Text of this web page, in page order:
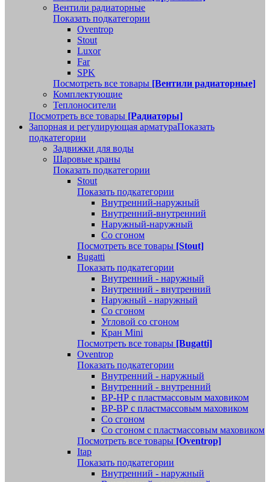
Вентили радиаторные
Показать подкатегории
Oventrop
Stout
Luxor
Far
SPK
Посмотреть все товары [Вентили радиаторные]
Комплектующие
Теплоносители
Посмотреть все товары [Радиаторы]
Запорная и регулирующая арматураПоказать
подкатегории
Задвижки для воды
Шаровые краны
Показать подкатегории
Stout
Показать подкатегории
Внутренний-наружный
Внутренний-внутренний
Наружный-наружный
Со сгоном
Посмотреть все товары [Stout]
Bugatti
Показать подкатегории
Внутренний - наружный
Внутренний - внутренний
Наружный - наружный
Со сгоном
Угловой со сгоном
Кран Mini
Посмотреть все товары [Bugatti]
Oventrop
Показать подкатегории
Внутренний - наружный
Внутренний - внутренний
ВР-НР с пластмассовым маховиком
ВР-ВР с пластмассовым маховиком
Со сгоном
Со сгоном с пластмассовым маховиком
Посмотреть все товары [Oventrop]
Itap
Показать подкатегории
Внутренний - наружный